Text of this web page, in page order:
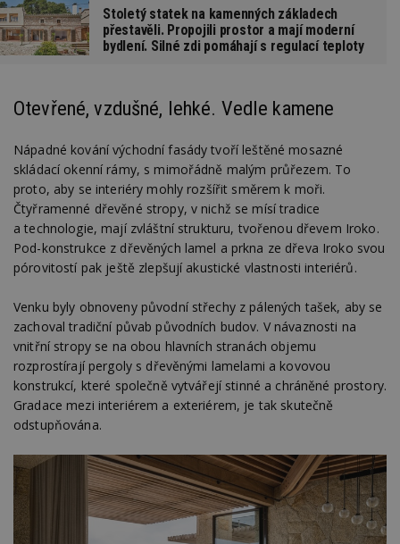
Stoletý statek na kamenných základech
přestavěli. Propojili prostor a mají moderní
bydlení. Silné zdi pomáhají s regulací teploty
Otevřené, vzdušné, lehké. Vedle kamene
Nápadné kování východní fasády tvoří leštěné mosazné
skládací okenní rámy, s mimořádně malým průřezem. To
proto, aby se interiéry mohly rozšířit směrem k moři.
Čtyřramenné dřevěné stropy, v nichž se mísí tradice
a technologie, mají zvláštní strukturu, tvořenou dřevem Iroko.
Pod-konstrukce z dřevěných lamel a prkna ze dřeva Iroko svou
pórovitostí pak ještě zlepšují akustické vlastnosti interiérů.
Venku byly obnoveny původní střechy z pálených tašek, aby se
zachoval tradiční půvab původních budov. V návaznosti na
vnitřní stropy se na obou hlavních stranách objemu
rozprostírají pergoly s dřevěnými lamelami a kovovou
konstrukcí, které společně vytvářejí stinné a chráněné prostory.
Gradace mezi interiérem a exteriérem, je tak skutečně
odstupňována.